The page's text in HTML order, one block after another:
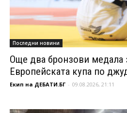
Последни новини
Още два бронзови медала
Европейската купа по
Екип на ДЕБАТИ.БГ - 09.08.2026, 21:11